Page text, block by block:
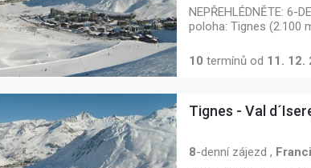
NEPŘEHLÉDNĚTE: 6-
poloha: Tignes (2.100
10 termínů od 11. 12.
Tignes - Val
8-denní zájezd ,